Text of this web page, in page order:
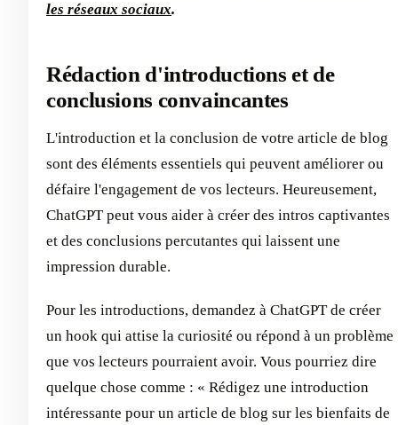
les réseaux sociaux.
Rédaction d'introductions et de
conclusions convaincantes
L'introduction et la conclusion de votre article de blog
sont des éléments essentiels qui peuvent améliorer ou
défaire l'engagement de vos lecteurs. Heureusement,
ChatGPT peut vous aider à créer des intros captivantes
et des conclusions percutantes qui laissent une
impression durable.
Pour les introductions, demandez à ChatGPT de créer
un hook qui attise la curiosité ou répond à un problème
que vos lecteurs pourraient avoir. Vous pourriez dire
quelque chose comme : « Rédigez une introduction
intéressante pour un article de blog sur les bienfaits de